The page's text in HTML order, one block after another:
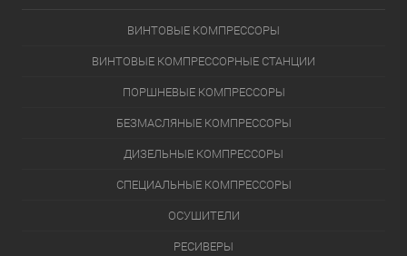
ВИНТОВЫЕ КОМПРЕССОРЫ
ВИНТОВЫЕ КОМПРЕССОРНЫЕ СТАНЦИИ
ПОРШНЕВЫЕ КОМПРЕССОРЫ
БЕЗМАСЛЯНЫЕ КОМПРЕССОРЫ
ДИЗЕЛЬНЫЕ КОМПРЕССОРЫ
СПЕЦИАЛЬНЫЕ КОМПРЕССОРЫ
ОСУШИТЕЛИ
РЕСИВЕРЫ